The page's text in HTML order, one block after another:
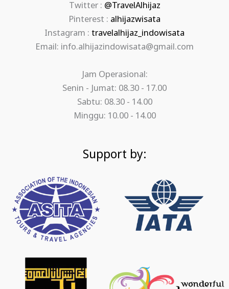
Twitter : @TravelAlhijaz
Pinterest : alhijazwisata
Instagram : travelalhijaz_indowisata
Email: info.alhijazindowisata@gmail.com
Jam Operasional:
Senin - Jumat: 08.30 - 17.00
Sabtu: 08.30 - 14.00
Minggu: 10.00 - 14.00
Support by: